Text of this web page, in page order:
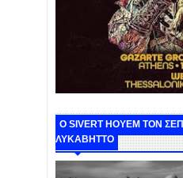
Ο SIVERT HOYEM ΤΟΝ
ΛΥΚΑΒΗΤΤΟ